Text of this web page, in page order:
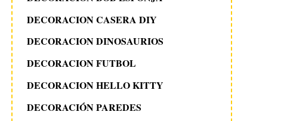
DECORACION CASERA DIY
DECORACION DINOSAURIOS
DECORACION FUTBOL
DECORACION HELLO KITTY
DECORACIÓN PAREDES